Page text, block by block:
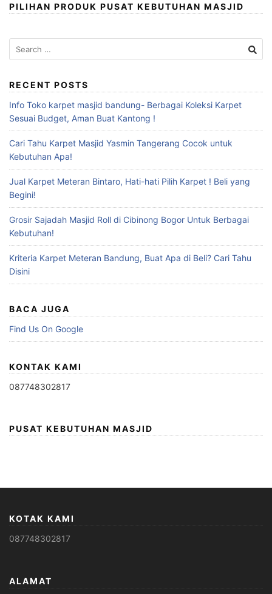
PILIHAN PRODUK PUSAT KEBUTUHAN MASJID
RECENT POSTS
Info Toko karpet masjid bandung- Berbagai Koleksi Karpet
Sesuai Budget, Aman Buat Kantong !
Cari Tahu Karpet Masjid Yasmin Tangerang Cocok untuk
Kebutuhan Apa!
Jual Karpet Meteran Bintaro, Hati-hati Pilih Karpet ! Beli yang
Begini!
Grosir Sajadah Masjid Roll di Cibinong Bogor Untuk Berbagai
Kebutuhan!
Kriteria Karpet Meteran Bandung, Buat Apa di Beli? Cari Tahu
Disini
BACA JUGA
Find Us On Google
KONTAK KAMI
087748302817
PUSAT KEBUTUHAN MASJID
KOTAK KAMI
087748302817
ALAMAT